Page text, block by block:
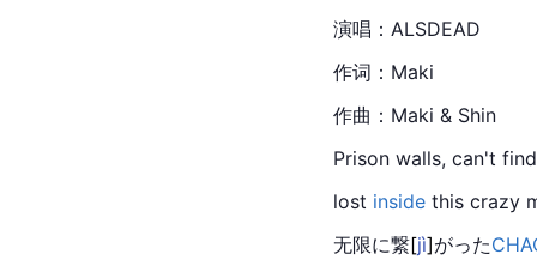
演唱：ALSDEAD
作词：Maki
作曲：Maki & Shin
Prison walls, can't
lost inside this crazy
无限に繋[jì]がった